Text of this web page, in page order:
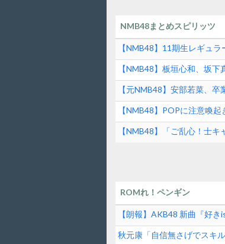
NMB48まとめスピリッツ
【NMB48】11期生レギュ
【NMB48】板垣心和、坂
【HUK】公式YouTube現地
【元NMB48】安部若菜、
【NMB48】POPに注意喚起
【NMB48】「ご乱心！士
ROMれ！ペンギン
【朗報】AKB48 新曲『
秋元康「自信無さげでスキ